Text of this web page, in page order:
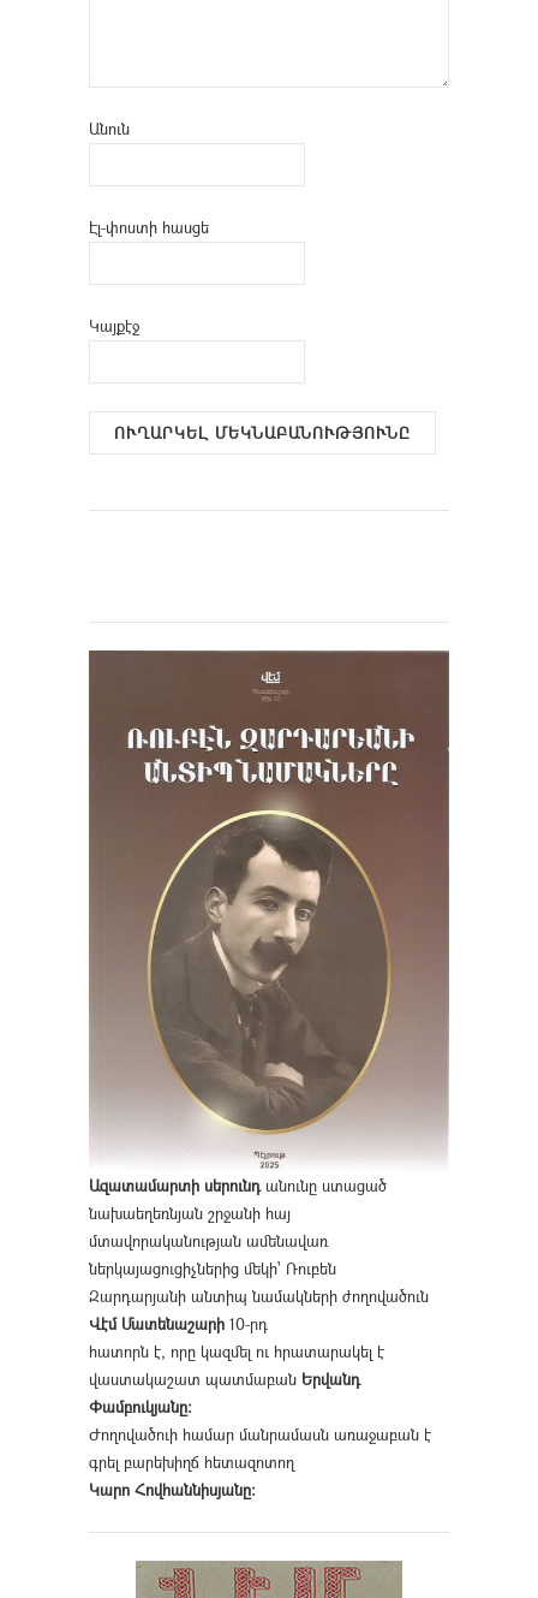
Անուն
Էլ-փոստի հասցե
Կայքէջ
Ազատամարտի սերունդանունը ստացած
նախաեղեռնյան շրջանի հայ
մտավորականության ամենավառ
ներկայացուցիչներից մեկի՝ Ռուբեն
Զարդարյանի անտիպ նամակների ժողովածուն
Վէմ Մատենաշարի 10-րդ
հատորն է, որը կազմել ու հրատարակել է
վաստակաշատ պատմաբան Երվանդ
Փամբուկյանը։
Ժողովածուի համար մանրամասն առաջաբան է
գրել բարեխիղճ հետազոտող
Կարո Հովհաննիսյանը։